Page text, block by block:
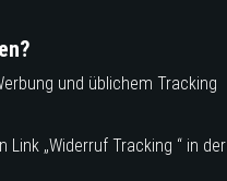
und üblichem Tracking
Link „Widerruf Tracking “ in der